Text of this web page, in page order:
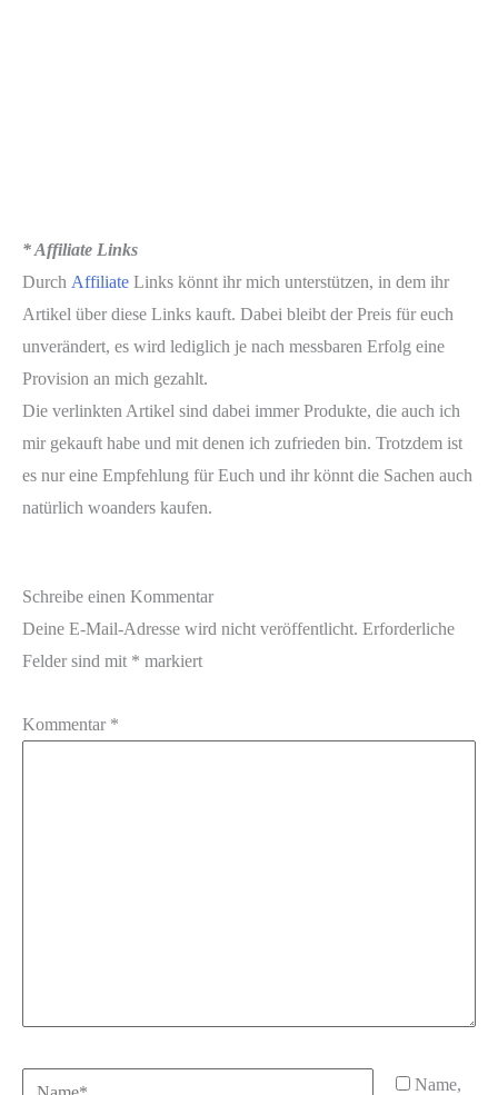
* Affiliate Links
Durch Affiliate Links könnt ihr mich unterstützen, in dem ihr
Artikel über diese Links kauft. Dabei bleibt der Preis für euch
unverändert, es wird lediglich je nach messbaren Erfolg eine
Provision an mich gezahlt.
Die verlinkten Artikel sind dabei immer Produkte, die auch ich
mir gekauft habe und mit denen ich zufrieden bin. Trotzdem ist
es nur eine Empfehlung für Euch und ihr könnt die Sachen auch
natürlich woanders kaufen.
Schreibe einen Kommentar
Deine E-Mail-Adresse wird nicht veröffentlicht. Erforderliche
Felder sind mit * markiert
Kommentar *
Name*
Name,